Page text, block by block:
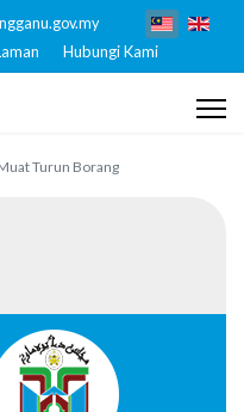
Hubungi Kami
Turun Borang